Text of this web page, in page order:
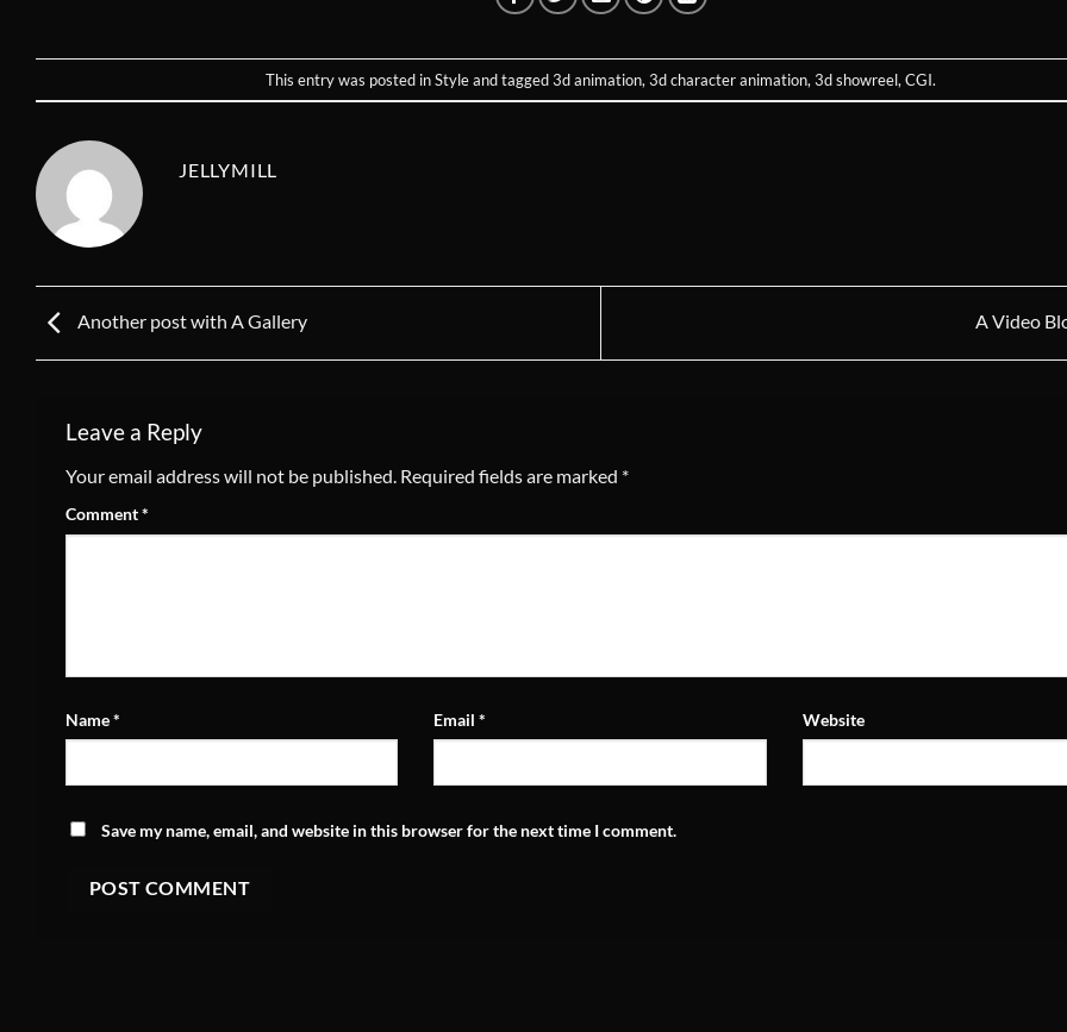
This entry was posted inStyleand tagged3d animation, 3d character animation, 3d showreel, CGI.
JELLYMILL
Another post with A Gallery A Video
Leave a Reply
Your email address will not be published. Required fields are marked *
Comment*
Name* Email* Website
Save my name, email, and website in this browser for the next time I comment.